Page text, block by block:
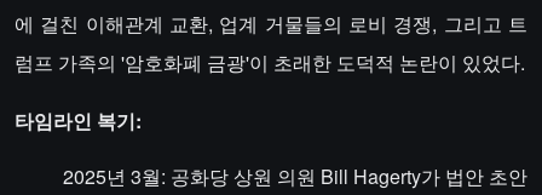
에 걸친 이해관계 교환, 업계 거물들의 로비 경쟁, 그리고 트
럼프 가족의 '암호화폐 금광'이 초래한 도덕적 논란이 있었다.
​​타임라인 복기:​​
2025년 3월: 공화당 상원 의원 Bill Hagerty가 법안 초안